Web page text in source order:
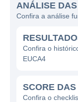
empresa tem
soluções de
focando
ampla gama
painéis de
ANÁLISE
Confira a análise
Confira o
EUCA4
SCORE
Confira o